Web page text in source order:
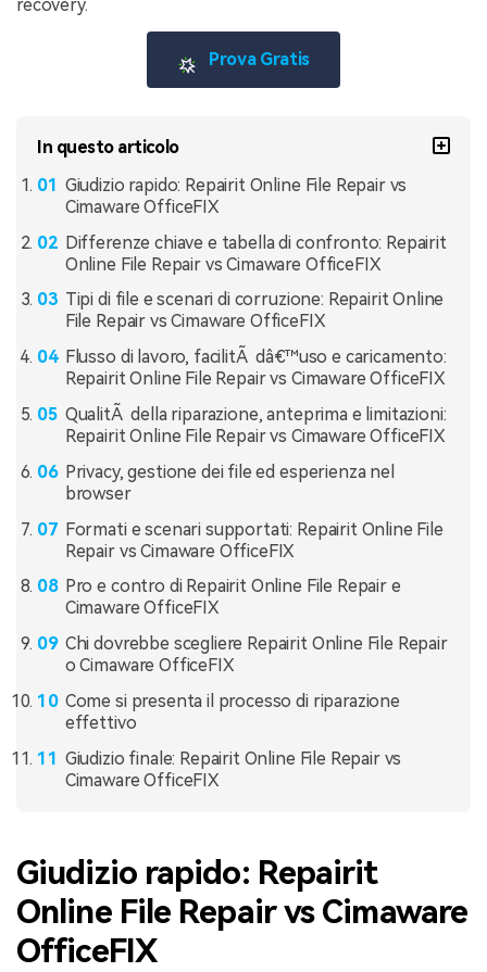
recovery.
Prova Gratis
In questo articolo
Giudizio rapido: Repairit Online File Repair vs
Cimaware OfficeFIX
Differenze chiave e tabella di confronto: Repairit
Online File Repair vs Cimaware OfficeFIX
Tipi di file e scenari di corruzione: Repairit Online
File Repair vs Cimaware OfficeFIX
Flusso di lavoro, facilitÃ dâ€™uso e caricamento:
Repairit Online File Repair vs Cimaware OfficeFIX
QualitÃ della riparazione, anteprima e limitazioni:
Repairit Online File Repair vs Cimaware OfficeFIX
Privacy, gestione dei file ed esperienza nel
browser
Formati e scenari supportati: Repairit Online File
Repair vs Cimaware OfficeFIX
Pro e contro di Repairit Online File Repair e
Cimaware OfficeFIX
Chi dovrebbe scegliere Repairit Online File Repair
o Cimaware OfficeFIX
Come si presenta il processo di riparazione
effettivo
Giudizio finale: Repairit Online File Repair vs
Cimaware OfficeFIX
Giudizio rapido: Repairit
Online File Repair vs Cimaware
OfficeFIX